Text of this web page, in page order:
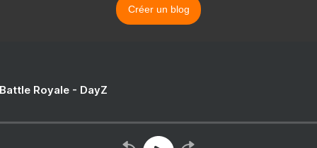
Créer un blog
Royale - DayZ